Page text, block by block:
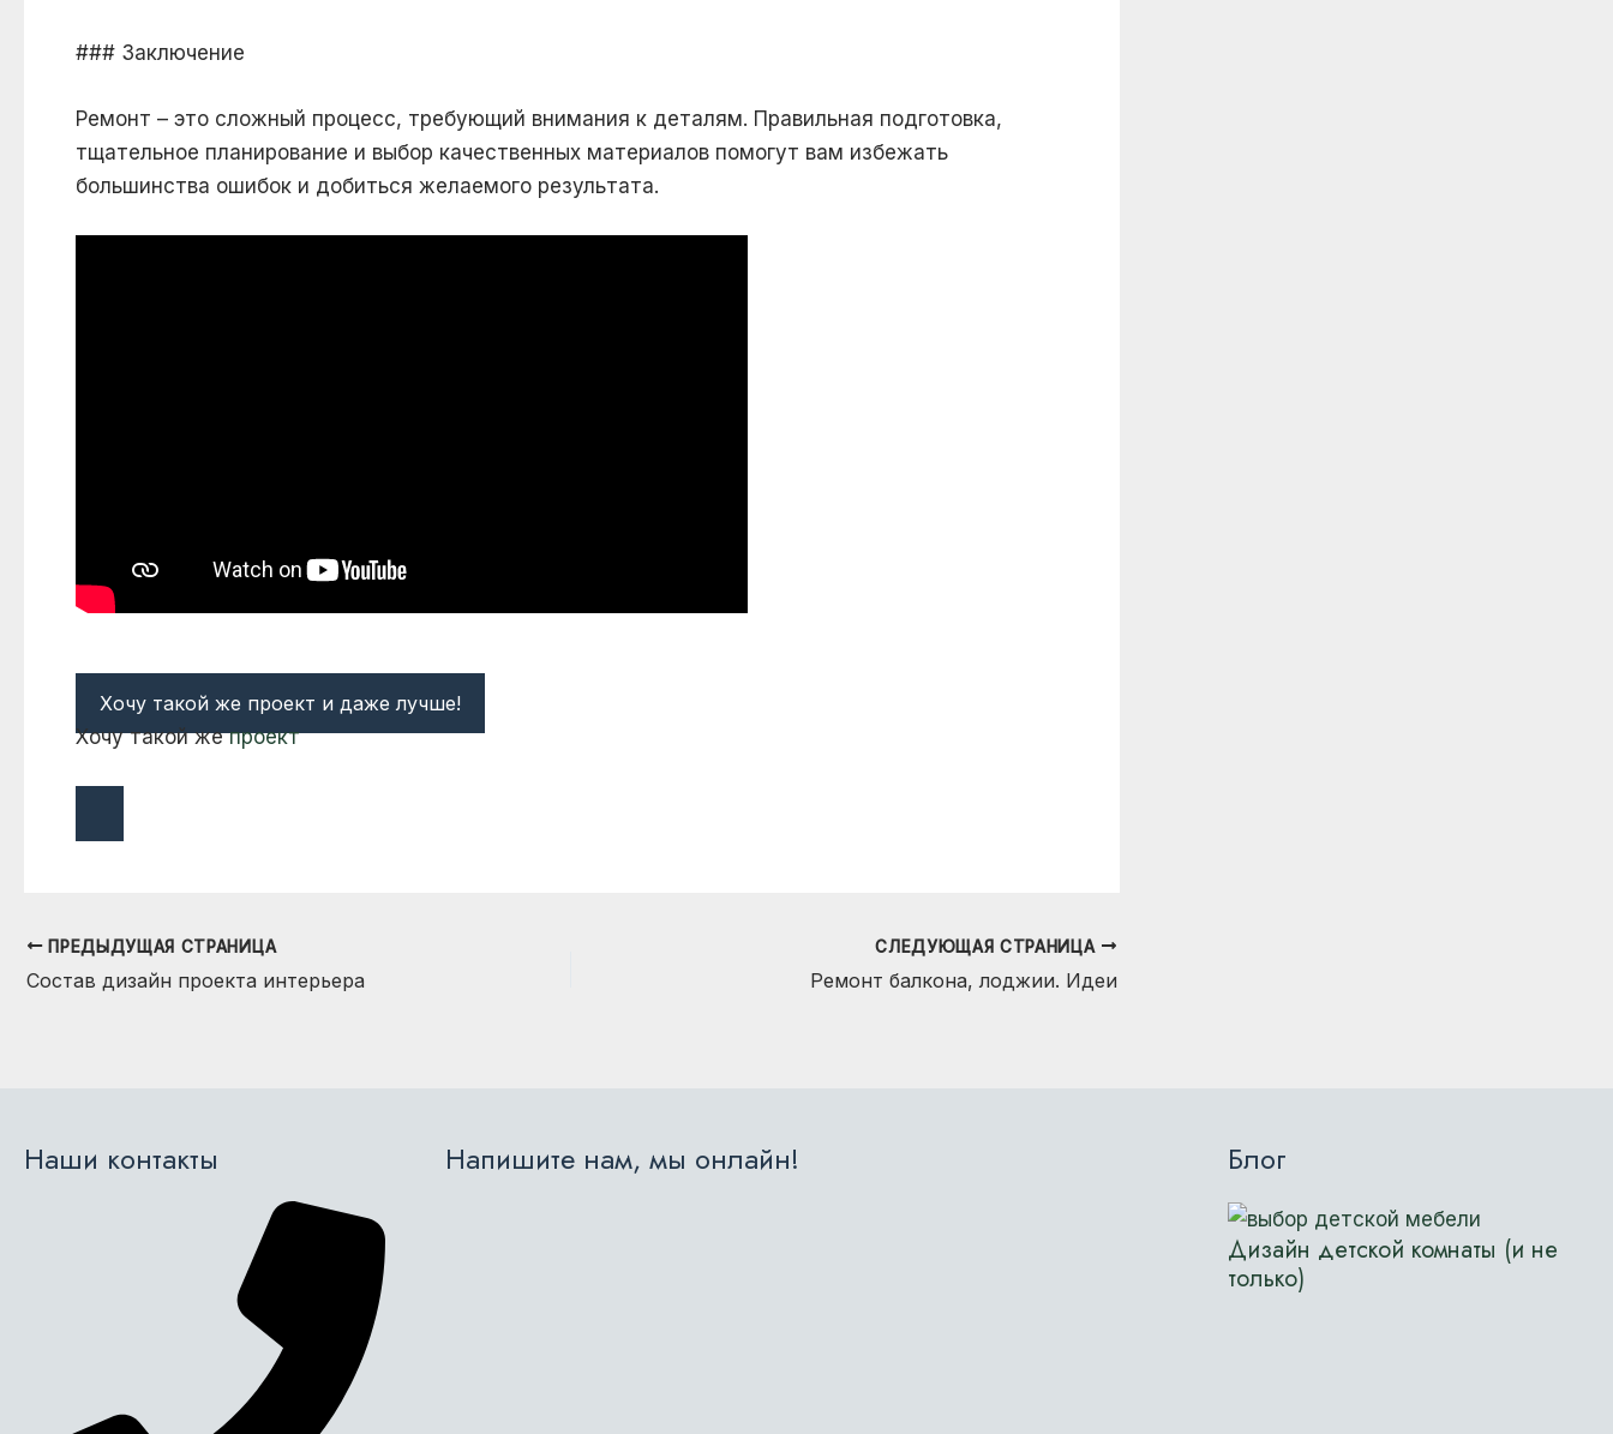
### Заключение
Ремонт – это сложный процесс, требующий внимания к деталям. Правильная подготовка,
тщательное планирование и выбор качественных материалов помогут вам избежать
большинства ошибок и добиться желаемого результата.
Хочу такой же проект и даже лучше!
Хочу такой жепроект
Навигация
по
ПРЕДЫДУЩАЯ СТРАНИЦА
Состав дизайн проекта интерьера
СЛЕДУЮЩАЯ СТРАНИЦА
Ремонт балкона, лоджии. Идеи
Наши контакты Напишите нам, мы онлайн! Блог
Дизайн детской комнаты (и не
только)